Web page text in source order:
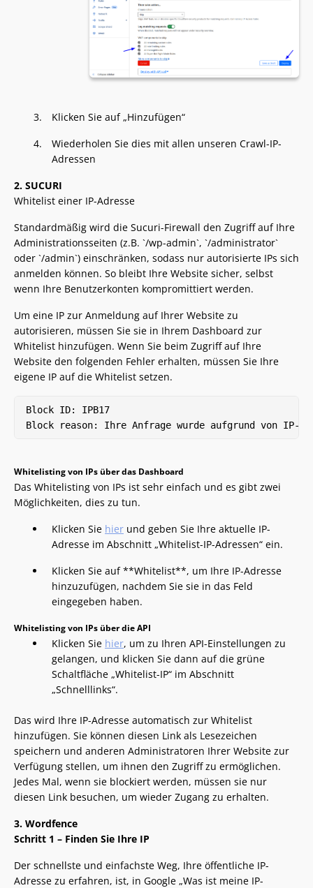
Klicken Sie auf „Hinzufügen“
Wiederholen Sie dies mit allen unseren Crawl-IP-
Adressen
2. SUCURI
Whitelist einer IP-Adresse
Standardmäßig wird die Sucuri-Firewall den Zugriff auf Ihre
Administrationsseiten (z.B. `/wp-admin`, `/administrator`
oder `/admin`) einschränken, sodass nur autorisierte IPs sich
anmelden können. So bleibt Ihre Website sicher, selbst
wenn Ihre Benutzerkonten kompromittiert werden.
Um eine IP zur Anmeldung auf Ihrer Website zu
autorisieren, müssen Sie sie in Ihrem Dashboard zur
Whitelist hinzufügen. Wenn Sie beim Zugriff auf Ihre
Website den folgenden Fehler erhalten, müssen Sie Ihre
eigene IP auf die Whitelist setzen.
Block ID: IPB17
Whitelisting von IPs über das Dashboard
Das Whitelisting von IPs ist sehr einfach und es gibt zwei
Möglichkeiten, dies zu tun.
Klicken Sie hier und geben Sie Ihre aktuelle IP-
Adresse im Abschnitt „Whitelist-IP-Adressen“ ein.
Klicken Sie auf **Whitelist**, um Ihre IP-Adresse
hinzuzufügen, nachdem Sie sie in das Feld
eingegeben haben.
Whitelisting von IPs über die API
Klicken Sie hier, um zu Ihren API-Einstellungen zu
gelangen, und klicken Sie dann auf die grüne
Schaltfläche „Whitelist-IP“ im Abschnitt
„Schnelllinks“.
Das wird Ihre IP-Adresse automatisch zur Whitelist
hinzufügen. Sie können diesen Link als Lesezeichen
speichern und anderen Administratoren Ihrer Website zur
Verfügung stellen, um ihnen den Zugriff zu ermöglichen.
Jedes Mal, wenn sie blockiert werden, müssen sie nur
diesen Link besuchen, um wieder Zugang zu erhalten.
3. Wordfence
Schritt 1 – Finden Sie Ihre IP
Der schnellste und einfachste Weg, Ihre öffentliche IP-
Adresse zu erfahren, ist, in Google „Was ist meine IP-